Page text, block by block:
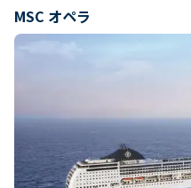
MSC オペラ